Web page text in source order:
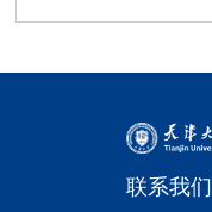
联系我们